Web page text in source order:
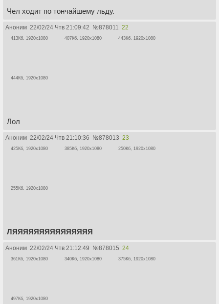
Чел ходит по тончайшему льду.
Аноним 22/02/24 Чтв 21:09:42 №878011 22
413Кб, 1920x1080 407Кб, 1920x1080 443Кб, 1920x1080
444Кб, 1920x1080
Лол
Аноним 22/02/24 Чтв 21:10:36 №878013 23
425Кб, 1920x1080 385Кб, 1920x1080 250Кб, 1920x1080
255Кб, 1920x1080
ЛЯЯЯЯЯЯЯЯЯЯЯЯЯЯЯ
Аноним 22/02/24 Чтв 21:12:49 №878015 24
361Кб, 1920x1080 340Кб, 1920x1080 375Кб, 1920x1080
497Кб, 1920x1080